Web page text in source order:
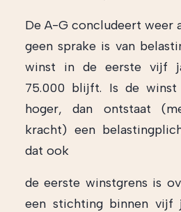
De A-G concludeert weer
geen sprake is van
winst in de eerste vijf
75.000 blijft. Is de
hoger, dan ontstaat
kracht) een
dat ook
de eerste winstgrens is
een stichting binnen vijf